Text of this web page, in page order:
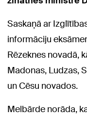
Saskaņā ar
informāciju
Rēzeknes novadā,
Madonas, Ludzas,
un Cēsu novados.
Melbārde norāda,